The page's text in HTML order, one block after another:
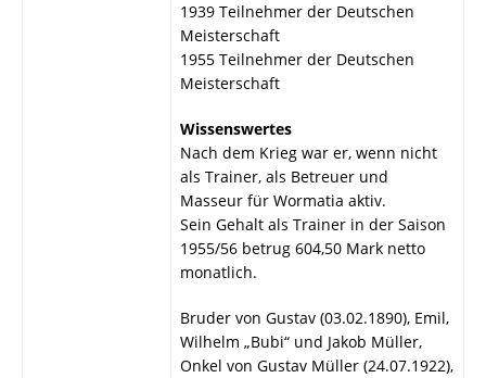
1939 Teilnehmer der Deutschen
Meisterschaft
1955 Teilnehmer der Deutschen
Meisterschaft
Wissenswertes
Nach dem Krieg war er, wenn nicht
als Trainer, als Betreuer und
Masseur für Wormatia aktiv.
Sein Gehalt als Trainer in der Saison
1955/56 betrug 604,50 Mark netto
monatlich.
Bruder von Gustav (03.02.1890), Emil,
Wilhelm „Bubi“ und Jakob Müller,
Onkel von Gustav Müller (24.07.1922),